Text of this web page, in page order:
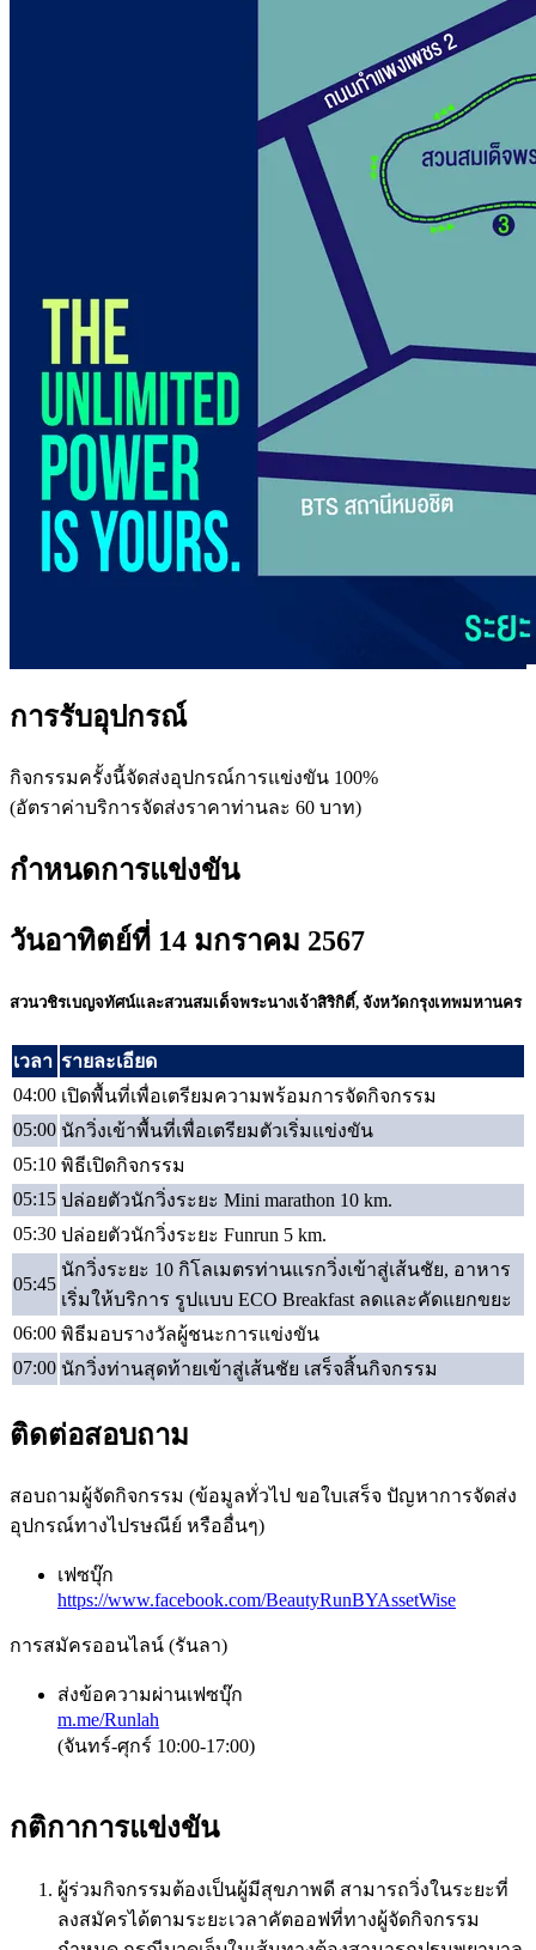
การรับอุปกรณ์
กิจกรรมครั้งนี้จัดส่งอุปกรณ์การแข่งขัน 100%
(อัตราค่าบริการจัดส่งราคาท่านละ 60 บาท)
กำหนดการแข่งขัน
วันอาทิตย์ที่ 14 มกราคม 2567
สวนวชิรเบญจทัศน์และสวนสมเด็จพระนางเจ้าสิริกิติ์, จังหวัดกรุงเทพมหานคร
เวลา รายละเอียด
04:00 เปิดพื้นที่เพื่อเตรียมความพร้อมการจัดกิจกรรม
05:00 นักวิ่งเข้าพื้นที่เพื่อเตรียมตัวเริ่มแข่งขัน
05:10 พิธีเปิดกิจกรรม
05:15 ปล่อยตัวนักวิ่งระยะ Mini marathon 10 km.
05:30 ปล่อยตัวนักวิ่งระยะ Funrun 5 km.
05:45
นักวิ่งระยะ 10 กิโลเมตรท่านแรกวิ่งเข้าสู่เส้นชัย, อาหาร
เริ่มให้บริการ รูปแบบ ECO Breakfast ลดและคัดแยกขยะ
06:00 พิธีมอบรางวัลผู้ชนะการแข่งขัน
07:00 นักวิ่งท่านสุดท้ายเข้าสู่เส้นชัย เสร็จสิ้นกิจกรรม
ติดต่อสอบถาม
สอบถามผู้จัดกิจกรรม (ข้อมูลทั่วไป ขอใบเสร็จ ปัญหาการจัดส่ง
อุปกรณ์ทางไปรษณีย์ หรืออื่นๆ)
เฟซบุ๊ก
https://www.facebook.com/BeautyRunBYAssetWise
การสมัครออนไลน์ (รันลา)
ส่งข้อความผ่านเฟซบุ๊ก
m.me/Runlah
(จันทร์-ศุกร์ 10:00-17:00)
กติกาการแข่งขัน
ผู้ร่วมกิจกรรมต้องเป็นผู้มีสุขภาพดี สามารถวิ่งในระยะที่
ลงสมัครได้ตามระยะเวลาคัตออฟที่ทางผู้จัดกิจกรรม